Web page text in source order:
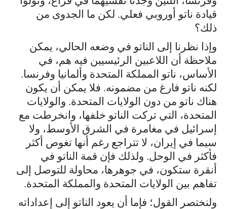
قيادة ناتو أوروبي فعلي. لكن ما الجدوى من
ذلك؟
وإذا نظرنا إلى الناتو في وضعه الحالي، يمكن
ملاحظة أن اللاعبين الرئيسيين فيه هم، في
الأساس، ناتو المملكة المتحدة وألمانيا وفرنسا.
لكنه ناتو فارغ من مضمونه. فلا يمكن أن يكون
هناك ناتو من دون الولايات المتحدة. والولايات
المتحدة، التي تركت الناتو خلفها، وانخرطت مع
إسرائيل في مغامرة في الشرق الأوسط، ولا
سيما في إيران، لا تتراجع رغم أنها تغوص أكثر
فأكثر في الوحل. ولذلك فإن قمة الناتو في
أنقرة ستكون، في جوهرها، محاولة للتوصل إلى
تفاهم بين الولايات المتحدة والمملكة المتحدة.
ولنختصر القول؛ فإما أن يعود الناتو إلى إعداداته